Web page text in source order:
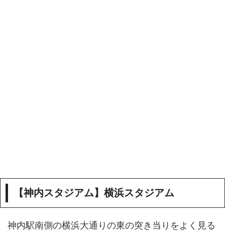
【神内スタジアム】横浜スタジアム
神内駅南側の横浜大通りの東の突き当りをよく見る